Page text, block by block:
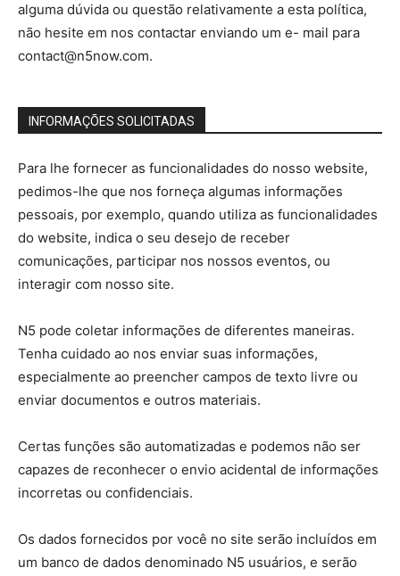
alguma dúvida ou questão relativamente a esta política,
não hesite em nos contactar enviando um e- mail para
contact@n5now.com.
INFORMAÇÕES SOLICITADAS
Para lhe fornecer as funcionalidades do nosso website,
pedimos-lhe que nos forneça algumas informações
pessoais, por exemplo, quando utiliza as funcionalidades
do website, indica o seu desejo de receber
comunicações, participar nos nossos eventos, ou
interagir com nosso site.
N5 pode coletar informações de diferentes maneiras.
Tenha cuidado ao nos enviar suas informações,
especialmente ao preencher campos de texto livre ou
enviar documentos e outros materiais.
Certas funções são automatizadas e podemos não ser
capazes de reconhecer o envio acidental de informações
incorretas ou confidenciais.
Os dados fornecidos por você no site serão incluídos em
um banco de dados denominado N5 usuários, e serão